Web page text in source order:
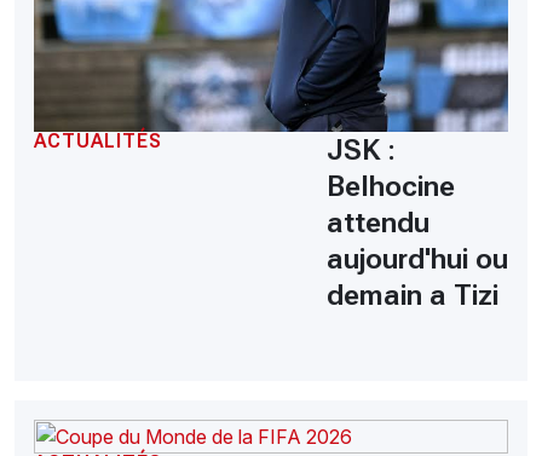
ACTUALITÉS
JSK :
Belhocine
attendu
aujourd'hui ou
demain a Tizi